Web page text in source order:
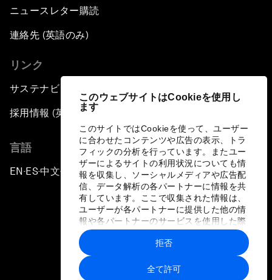
このウェブサイトはCookieを使用し
ます
このサイトではCookieを使って、ユーザー
に合わせたコンテンツや広告の表示、トラ
フィックの分析を行っています。またユー
ザーによるサイトの利用状況についても情
報を収集し、ソーシャルメディアや広告配
信、データ解析の各パートナーに情報を共
有しています。ここで収集された情報は、
ユーザーが各パートナーに提供した他の情
報や各パートナーのサービスを使用した際
に収集された情報と組み合わされ、各パー
トナーによって使用されることがありま
す。
全て許可
拒否
ニュースレター購読
連絡先 (英語のみ)
リンク
サステナビリティへの取り組み
採用情報 (英語のみ)
言語
EN ▪ ES▪中文▪ 日本語
プライバシーポリシーと利用規約
サイトマップ